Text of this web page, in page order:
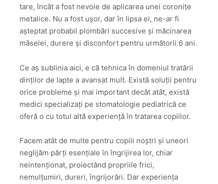
tare, încât a fost nevoie de aplicarea unei coronițe
metalice. Nu a fost ușor, dar în lipsa ei, ne-ar fi
așteptat probabil plombări succesive și măcinarea
măselei, durere și disconfort pentru următorii 6 ani.
Ce aș sublinia aici, e că tehnica în domeniul tratării
dinților de lapte a avansat mult. Există soluții pentru
orice probleme și mai important decât atât, există
medici specializați pe stomatologie pediatrică ce
oferă o cu totul altă experiență în tratarea copiilor.
Facem atât de multe pentru copiii noștri și uneori
neglijăm părți esențiale în îngrijirea lor, chiar
neintenționat, proiectând propriile frici,
nemulțumiri, dureri, îngrijorări. Dar experiența